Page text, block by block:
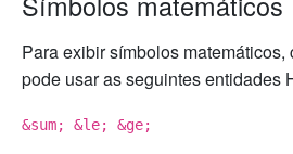
Para exibir símbolos matemáticos,
pode usar as seguintes entidades
&sum; &le; &ge;